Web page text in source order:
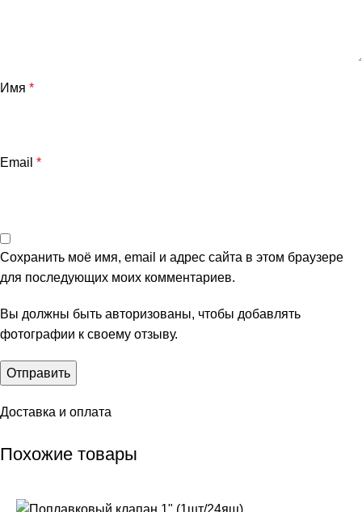
Имя *
Email *
Сохранить моё имя, email и адрес сайта в этом браузере
для последующих моих комментариев.
Вы должны быть авторизованы, чтобы добавлять
фотографии к своему отзыву.
Доставка и оплата
Похожие товары